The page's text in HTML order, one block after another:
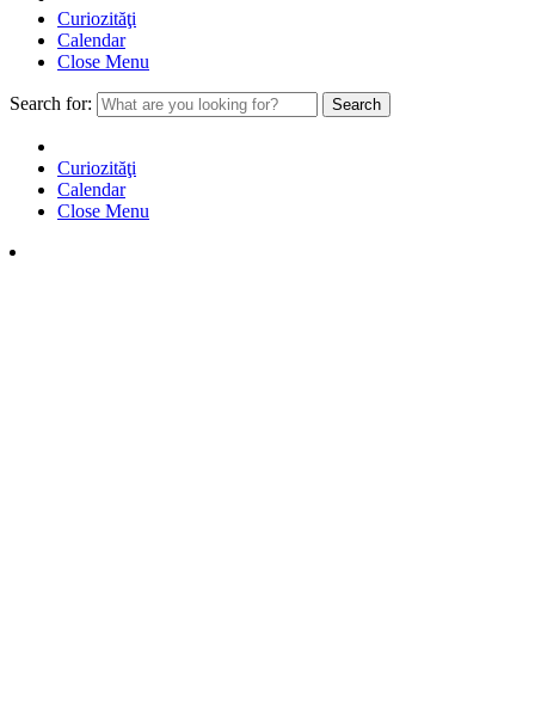
Curiozităţi
Calendar
Close Menu
Search for:
Curiozităţi
Calendar
Close Menu